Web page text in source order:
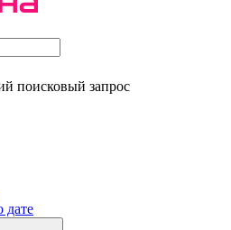
поисковый запрос
дате